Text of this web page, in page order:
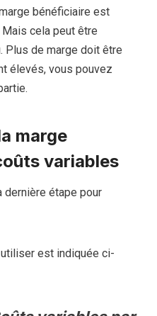
bénéficiaire est
Mais cela peut être
Plus de marge doit être
élevés, vous pouvez
marge
variables
dernière étape pour
est indiquée ci-